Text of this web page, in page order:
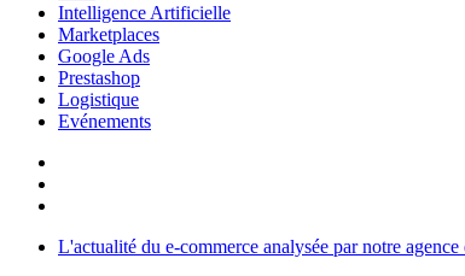
Intelligence Artificielle
Marketplaces
Google Ads
Prestashop
Logistique
Evénements
L'actualité du e-commerce analysée par notre agence